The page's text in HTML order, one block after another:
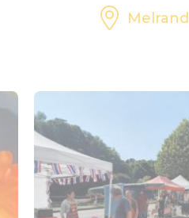
Melrand